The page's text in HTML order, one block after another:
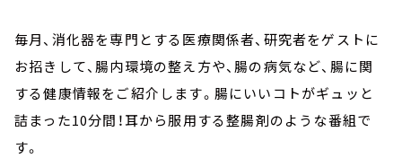
毎月、消化器を専門とする医療関係者、研究者をゲストに
お招きして、腸内環境の整え方や、腸の病気など、腸に関
する健康情報をご紹介します。腸にいいコトがギュッと
詰まった10分間！耳から服用する整腸剤のような番組で
す。